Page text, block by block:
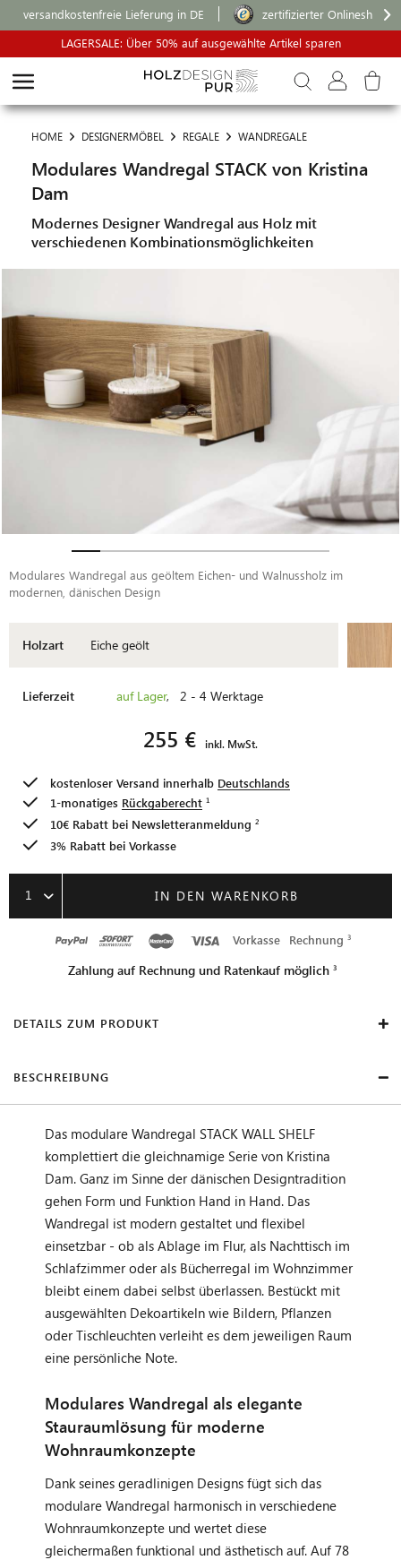
versandkostenfreie Lieferung in DE
zertifizierter Onlineshop
LAGERSALE: Über 50% auf ausgewählte Artikel sparen
HOME DESIGNERMÖBEL REGALE WANDREGALE
Modulares Wandregal STACK von Kristina
Dam
Modernes Designer Wandregal aus Holz mit
verschiedenen Kombinationsmöglichkeiten
Modulares Wandregal aus geöltem Eichen- und Walnussholz im
modernen, dänischen Design
Holzart Eiche geölt
Lieferzeit auf Lager, 2 - 4 Werktage
255 € inkl. MwSt.
kostenloser Versand innerhalb Deutschlands
1-monatiges Rückgaberecht
10€ Rabatt bei Newsletteranmeldung
3% Rabatt bei Vorkasse
1 IN DEN WARENKORB
Vorkasse Rechnung
Zahlung auf Rechnung und Ratenkauf möglich
DETAILS ZUM PRODUKT
BESCHREIBUNG
Das modulare Wandregal STACK WALL SHELF
komplettiert die gleichnamige Serie von Kristina
Dam. Ganz im Sinne der dänischen Designtradition
gehen Form und Funktion Hand in Hand. Das
Wandregal ist modern gestaltet und flexibel
einsetzbar - ob als Ablage im Flur, als Nachttisch im
Schlafzimmer oder als Bücherregal im Wohnzimmer
bleibt einem dabei selbst überlassen. Bestückt mit
ausgewählten Dekoartikeln wie Bildern, Pflanzen
oder Tischleuchten verleiht es dem jeweiligen Raum
eine persönliche Note.
Modulares Wandregal als elegante
Stauraumlösung für moderne
Wohnraumkonzepte
Dank seines geradlinigen Designs fügt sich das
modulare Wandregal harmonisch in verschiedene
Wohnraumkonzepte und wertet diese
gleichermaßen funktional und ästhetisch auf. Auf 78